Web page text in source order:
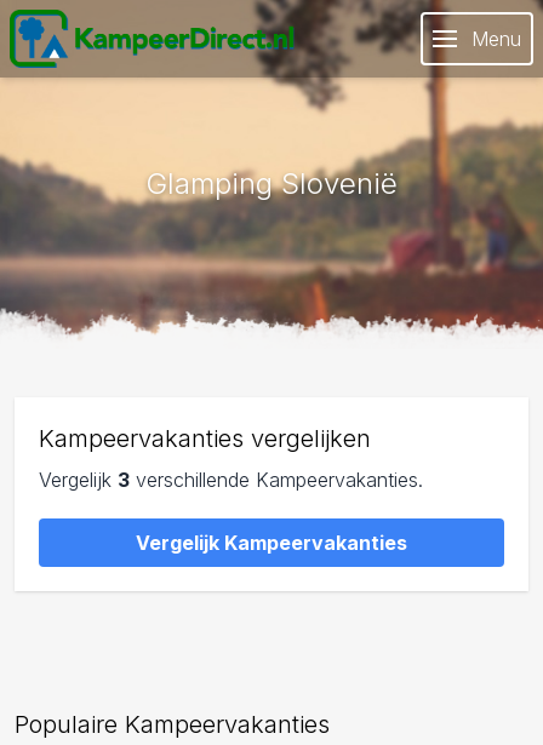
Menu
Glamping Slovenië
Kampeervakanties vergelijken
Vergelijk 3 verschillende Kampeervakanties.
Vergelijk Kampeervakanties
Populaire Kampeervakanties